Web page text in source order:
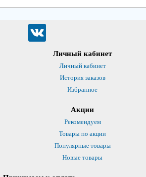
Личный кабинет
Личный кабинет
История заказов
Избранное
Акции
Рекомендуем
Товары по акции
Популярные товары
Новые товары